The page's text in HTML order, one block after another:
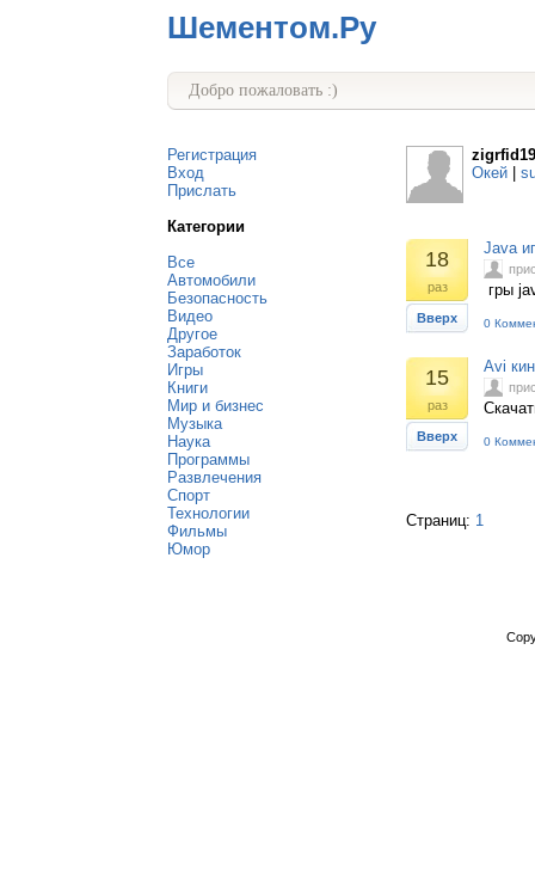
Шементом.Ру
Добро пожаловать :)
Регистрация
Вход
Прислать
Категории
Все
Автомобили
Безопасность
Видео
Другое
Заработок
Игры
Книги
Мир и бизнес
Музыка
Наука
Программы
Развлечения
Спорт
Технологии
Фильмы
Юмор
Окей
18
раз
Вверх
Java
гры
0
15
раз
Вверх
Avi
0
Страниц: 1